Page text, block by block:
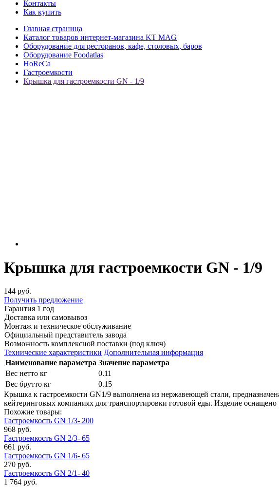
Контакты
Как купить
Главная страница
Каталог товаров интернет-магазина KT MAG
Оборудование для ресторанов, кафе, столовых, баров
Оборудование Foodatlas
HoReCa
Гастроемкости
Крышка для гастроемкости GN - 1/9
Крышка для гастроемкости GN - 1/9
144 руб.
Получить предложение
Гарантия 1 год
Доставка или самовывоз
Монтаж и техническое обслуживание
Официальный представитель завода
Возможность комплексной поставки (под ключ)
Технические характеристики Дополнительная информация
Наименование параметра Значение параметра
Вес нетто кг
0.11
Вес брутто кг
0.15
Крышка к гастроемкости GN1/9 выполнена из нержавеющей стали,
кейтеринговых компаниях для транспортировки готовой еды. Изделие оснащено
Похожие товары:
Гастроемкость GN 1/3- 200
968 руб.
Гастроемкость GN 2/3- 65
661 руб.
Гастроемкость GN 1/6- 65
270 руб.
Гастроемкость GN 2/1- 40
1 764 руб.